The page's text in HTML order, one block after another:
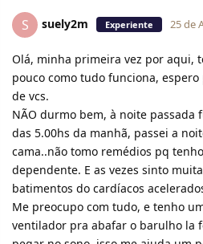
S suely2m Experiente 25 de
Olá, minha primeira vez por aqui,
pouco como tudo funciona,
de vcs.
NÃO durmo bem, à noite
das 5.00hs da manhã, passei a
cama..não tomo remédios pq
dependente. E as vezes sinto
batimentos do cardíacos
Me preocupo com tudo, e tenho
ventilador pra abafar o barulho la